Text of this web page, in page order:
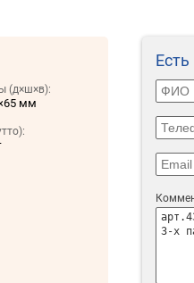
Есть
(д×ш×в):
мм